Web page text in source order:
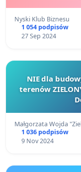
Nyski Klub Biznesu
1 054 podpisów
27 Sep 2024
NIE dla
terenów
Małgorzata Wojda
1 036 podpisów
9 Nov 2024